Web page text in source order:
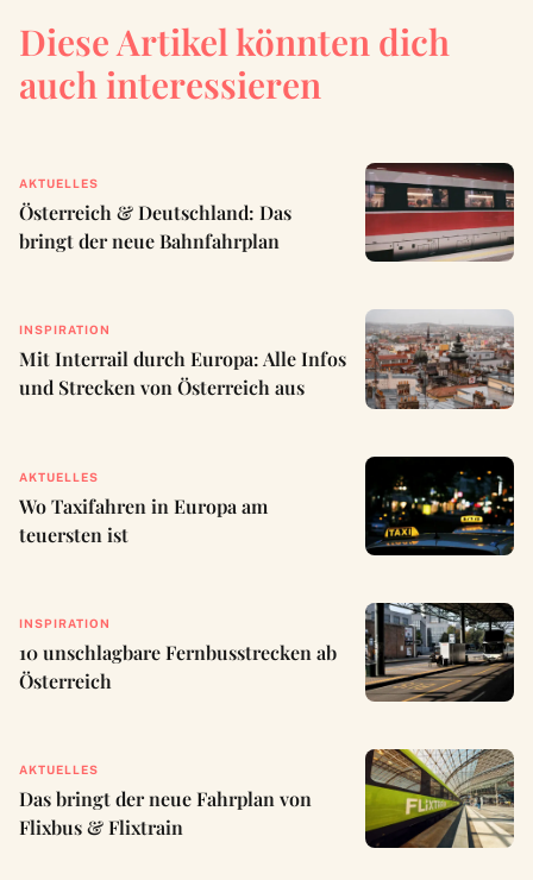
Diese Artikel könnten dich
auch interessieren
AKTUELLES
Österreich & Deutschland: Das
bringt der neue Bahnfahrplan
INSPIRATION
Mit Interrail durch Europa: Alle Infos
und Strecken von Österreich aus
AKTUELLES
Wo Taxifahren in Europa am
teuersten ist
INSPIRATION
10 unschlagbare Fernbusstrecken ab
Österreich
AKTUELLES
Das bringt der neue Fahrplan von
Flixbus & Flixtrain